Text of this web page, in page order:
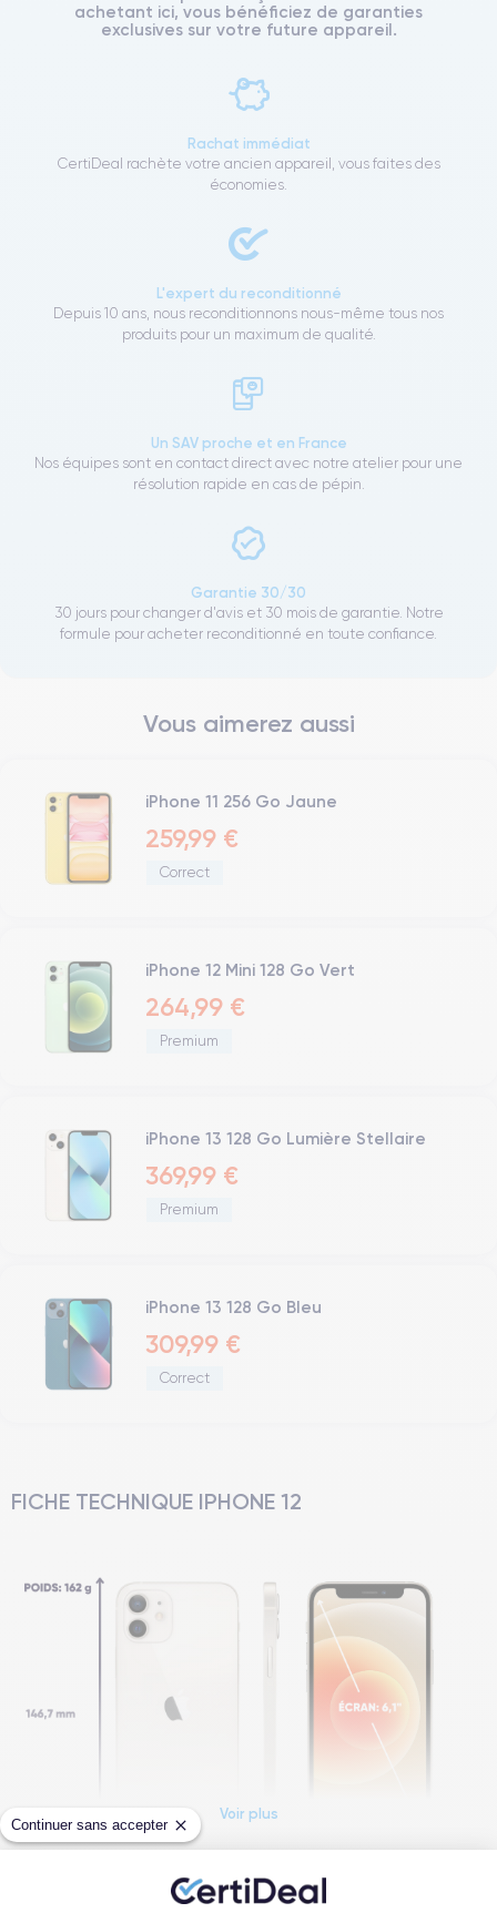
Continuer sans accepter
achetant ici, vous bénéficiez de garanties
exclusives sur votre future appareil.
Rachat immédiat
CertiDeal rachète votre ancien appareil, vous faites des
économies.
L'expert du reconditionné
Depuis 10 ans, nous reconditionnons nous-même tous nos
produits pour un maximum de qualité.
Un SAV proche et en France
Nos équipes sont en contact direct avec notre atelier pour une
résolution rapide en cas de pépin.
Garantie 30/30
30 jours pour changer d'avis et 30 mois de garantie. Notre
formule pour acheter reconditionné en toute confiance.
Vous aimerez aussi
iPhone 11 256 Go Jaune
259,99 €
Correct
iPhone 12 Mini 128 Go Vert
264,99 €
Premium
iPhone 13 128 Go Lumière Stellaire
369,99 €
Premium
iPhone 13 128 Go Bleu
309,99 €
Correct
FICHE TECHNIQUE IPHONE 12
Voir plus
Questions fréquentes